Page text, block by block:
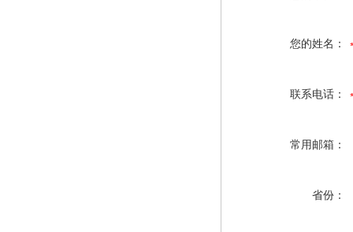
您的姓名：
联系电话：
常用邮箱：
省份：